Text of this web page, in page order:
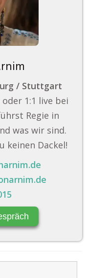
/ Stuttgart
1:1 live bei
Regie in
was wir sind.
keinen Dackel!